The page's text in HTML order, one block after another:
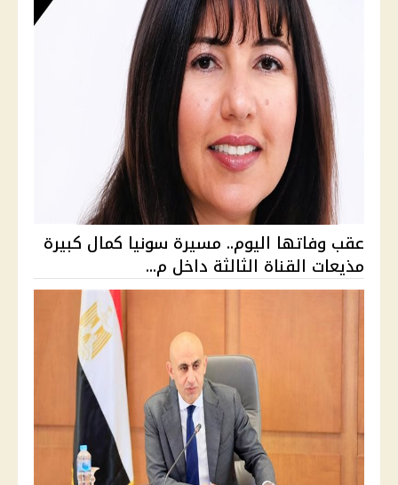
عقب وفاتها اليوم.. مسيرة سونيا كمال كبيرة
مذيعات القناة الثالثة داخل م...